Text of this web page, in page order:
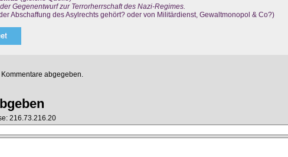
Gegenentwurf zur Terrorherrschaft des Nazi-Regimes.
Abschaffung des Asylrechts gehört? oder von Militärdienst, Gewaltmonopol & Co?)
abgegeben.
216.73.216.20